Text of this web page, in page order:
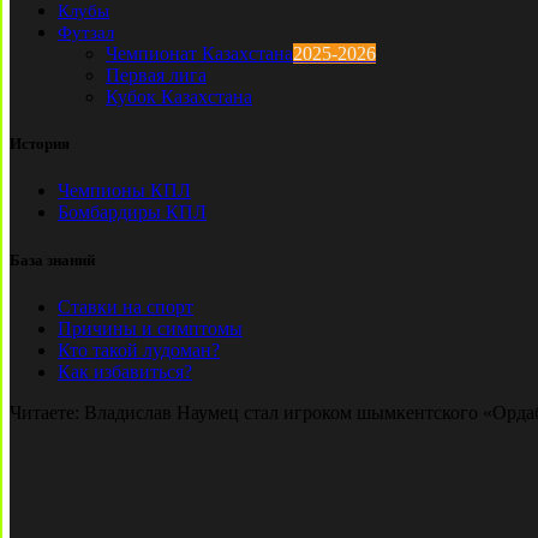
Клубы
Футзал
Чемпионат Казахстана2025-2026
Первая лига
Кубок Казахстана
История
Чемпионы КПЛ
Бомбардиры КПЛ
База знаний
Ставки на спорт
Причины и симптомы
Кто такой лудоман?
Как избавиться?
Читаете: Владислав Наумец стал игроком шымкентского